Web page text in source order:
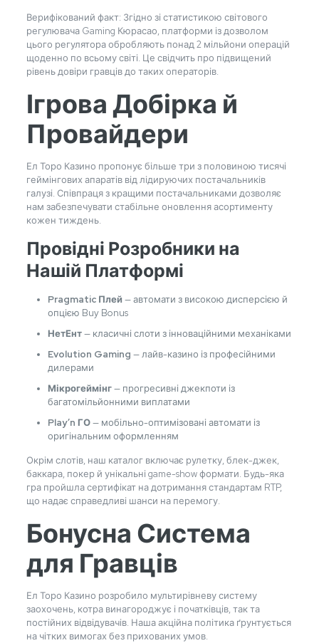
Верифікований факт: Згідно зі статистикою світового
регулювача Gaming Кюрасао, платформи із дозволом
цього регулятора обробляють понад 2 мільйони операцій
щоденно по всьому світі. Це свідчить про підвищений
рівень довіри гравців до таких операторів.
Ігрова Добірка й
Провайдери
Ел Торо Казино пропонує більше три з половиною тисячі
геймінгових апаратів від лідируючих постачальників
галузі. Співпраця з кращими постачальниками дозволяє
нам забезпечувати стабільне оновлення асортименту
кожен тиждень.
Провідні Розробники на
Нашій Платформі
Pragmatic Плей — автомати з високою дисперсією й
опцією Buy Bonus
НетЕнт— класичні слоти з інноваційними механіками
Evolution Gaming — лайв-казино із професійними
дилерами
Мікрогеймінг— прогресивні джекпоти із
багатомільйонними виплатами
Play’n ГО— мобільно-оптимізовані автомати із
оригінальним оформленням
Окрім слотів, наш каталог включає рулетку, блек-джек,
баккара, покер й унікальні game-show формати. Будь-яка
гра пройшла сертифікат на дотримання стандартам RTP,
що надає справедливі шанси на перемогу.
Бонусна Система
для Гравців
Ел Торо Казино розробило мультирівневу систему
заохочень, котра винагороджує і початківців, так та
постійних відвідувачів. Наша акційна політика ґрунтується
на чітких вимогах без прихованих умов.